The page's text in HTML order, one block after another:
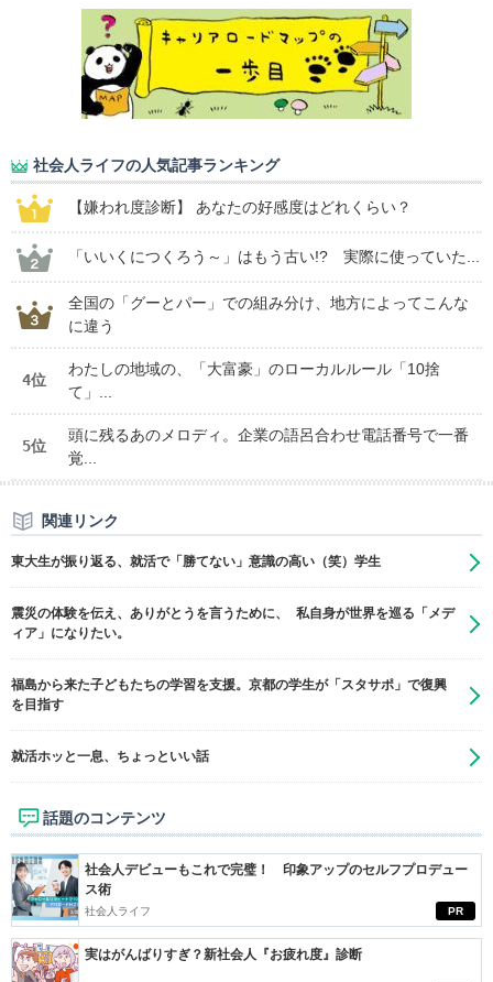
社会人ライフの人気記事ランキング
【嫌われ度診断】 あなたの好感度はどれくらい？
「いいくにつくろう～」はもう古い!? 実際に使っていた...
全国の「グーとパー」での組み分け、地方によってこんな
に違う
4位
わたしの地域の、「大富豪」のローカルルール「10捨
て」...
5位
頭に残るあのメロディ。企業の語呂合わせ電話番号で一番
覚...
関連リンク
東大生が振り返る、就活で「勝てない」意識の高い（笑）学生
震災の体験を伝え、ありがとうを言うために、 私自身が世界を巡る「メデ
ィア」になりたい。
福島から来た子どもたちの学習を支援。京都の学生が「スタサポ」で復興
を目指す
就活ホッと一息、ちょっといい話
話題のコンテンツ
PR
社会人デビューもこれで完璧！ 印象アップのセルフプロデュー
ス術
社会人ライフ
実はがんばりすぎ？新社会人『お疲れ度』診断